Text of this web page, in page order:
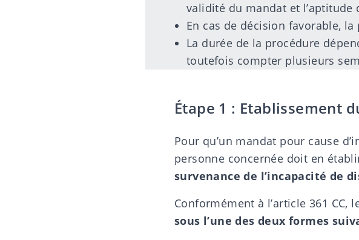
validité du mandat et l’aptitude
En cas de décision favorable,
La durée de la procédure
toutefois compter plusieurs
Étape 1 : Etablissement
Pour qu’un mandat pour cause
personne concernée doit en
survenance de l’incapacité de
Conformément à l’article 361
sous l’une des deux formes